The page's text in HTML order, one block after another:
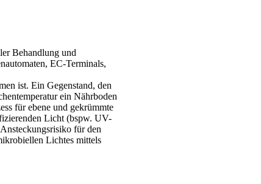
Behandlung und
EC-Terminals,
ist. Ein Gegenstand, den
ein Nährboden
für ebene und gekrümmte
Licht (bspw. UV-
für den
Lichtes mittels